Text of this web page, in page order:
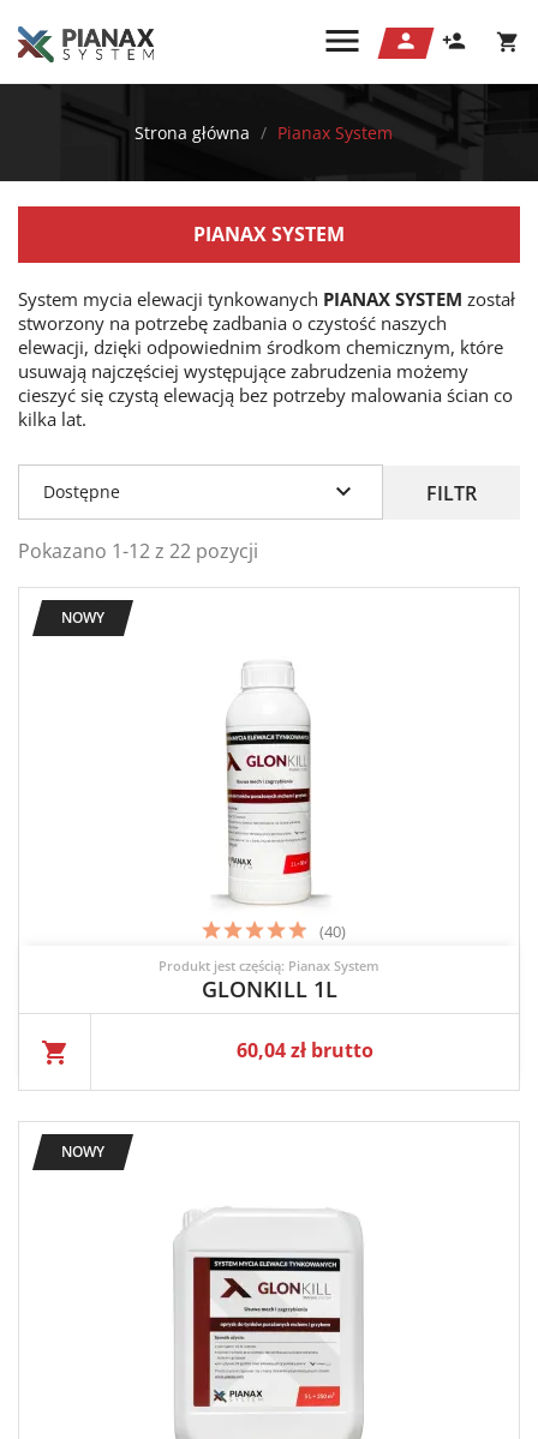
shopping_cart
 

Strona główna Pianax System
PIANAX SYSTEM
System mycia elewacji tynkowanych PIANAX SYSTEM został
stworzony na potrzebę zadbania o czystość naszych
elewacji, dzięki odpowiednim środkom chemicznym, które
usuwają najczęściej występujące zabrudzenia możemy
cieszyć się czystą elewacją bez potrzeby malowania ścian co
kilka lat.
Dostępne  FILTR
Pokazano 1-12 z 22 pozycji
Produkt jest częścią: Pianax System
GLONKILL 1L
shopping_cart
Cena
60,04 zł brutto
(40)
NOWY
NOWY